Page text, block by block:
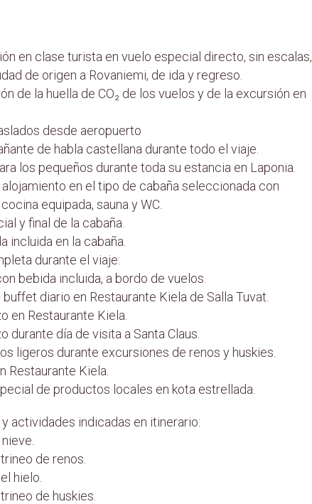
en clase turista en vuelo especial directo, sin escalas,
de origen a Rovaniemi, de ida y regreso.
de la huella de CO₂ de los vuelos y de la excursión en
desde aeropuerto
de habla castellana durante todo el viaje.
los pequeños durante toda su estancia en Laponia.
en el tipo de cabaña seleccionada con
equipada, sauna y WC.
y final de la cabaña.
incluida en la cabaña.
durante el viaje:
bebida incluida, a bordo de vuelos.
buffet diario en Restaurante Kiela de Salla Tuvat.
en Restaurante Kiela.
durante día de visita a Santa Claus.
ligeros durante excursiones de renos y huskies.
Restaurante Kiela.
de productos locales en kota estrellada.
actividades indicadas en itinerario:
de renos.
hielo.
de huskies.